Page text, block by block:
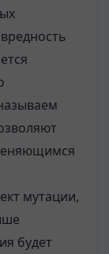
мутации,
будет